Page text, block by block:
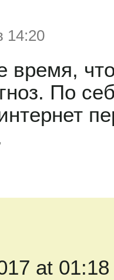
14:20
время,
По
at 01:18